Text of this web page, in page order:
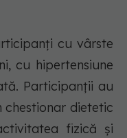
cu vârste
cu hipertensiune
Participanții au
dietetic
fizică și